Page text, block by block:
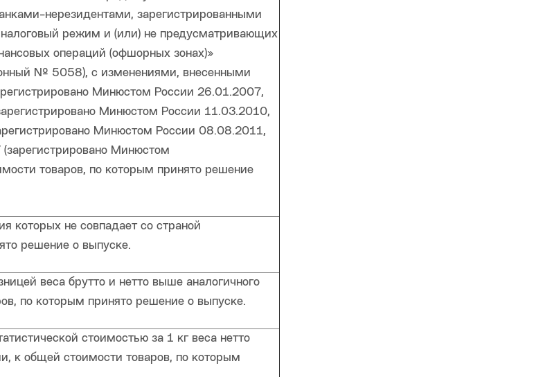
нерезидентами, зарегистрированными
режим и (или) не предусматривающих
операций (офшорных зонах)»
№ 5058), с изменениями, внесенными
Минюстом России 26.01.2007,
Минюстом России 11.03.2010,
Минюстом России 08.08.2011,
Минюстом
товаров, по которым принято решение
которых не совпадает со страной
решение о выпуске.
веса брутто и нетто выше аналогичного
по которым принято решение о выпуске.
стоимостью за 1 кг веса нетто
к общей стоимости товаров, по которым